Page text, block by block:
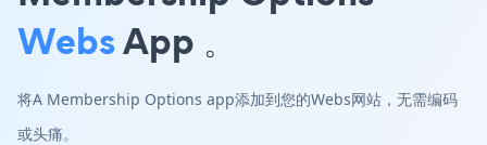
WebsApp 。
将A Membership Options app添加到您的Webs网站，无需编码
或头痛。